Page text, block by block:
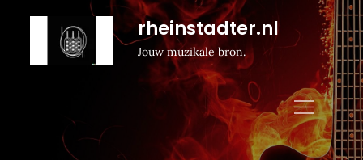
rheinstadter.nl
Jouw muzikale bron.